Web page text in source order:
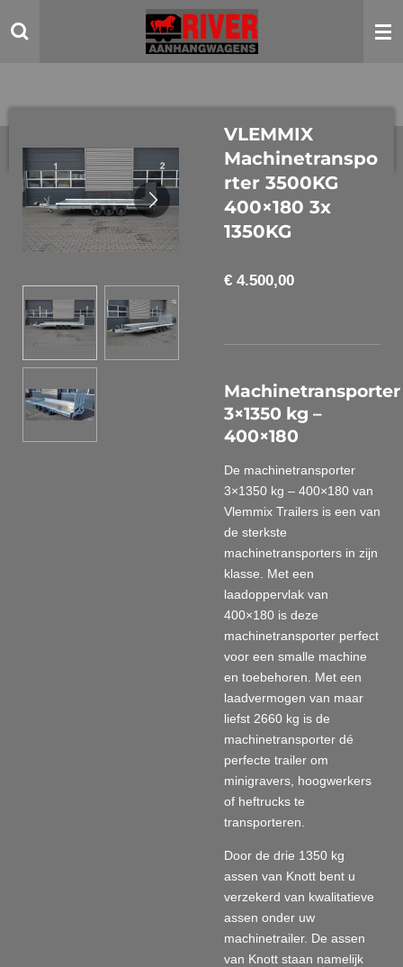
direct
VLEMMIX
Machinetranspo
rter 3500KG
400×180 3x
1350KG
€ 4.500,00
Machinetransporter
3×1350 kg –
400×180
De machinetransporter
3×1350 kg – 400×180 van
Vlemmix Trailers is een van
de sterkste
machinetransporters in zijn
klasse. Met een
laadoppervlak van
400×180 is deze
machinetransporter perfect
voor een smalle machine
en toebehoren. Met een
laadvermogen van maar
liefst 2660 kg is de
machinetransporter dé
perfecte trailer om
minigravers, hoogwerkers
of heftrucks te
transporteren.
Door de drie 1350 kg
assen van Knott bent u
verzekerd van kwalitatieve
assen onder uw
machinetrailer. De assen
van Knott staan namelijk